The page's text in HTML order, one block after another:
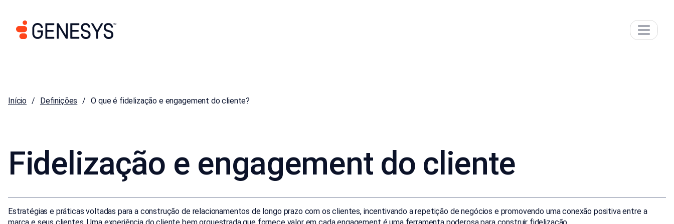
Início Definições O que é fidelização e engagement do cliente?
Fidelização e engagement do cliente
Estratégias e práticas voltadas para a construção de relacionamentos de longo prazo com os clientes, incentivando a repetição de negócios e promovendo uma conexão positiva entre a